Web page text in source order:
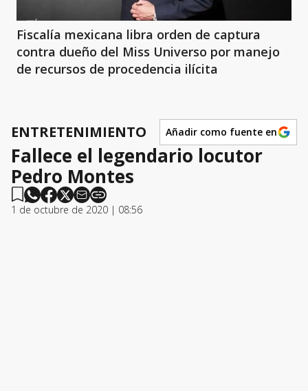
Fiscalía mexicana libra orden de captura
contra dueño del Miss Universo por manejo
de recursos de procedencia ilícita
ENTRETENIMIENTO Añadir como fuente en
Fallece el legendario locutor
Pedro Montes
1 de octubre de 2020 | 08:56